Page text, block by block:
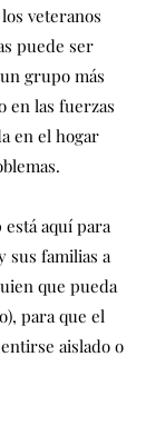
veteranos
puede ser
grupo más
en las fuerzas
en el hogar
aquí para
sus familias a
que pueda
para que el
aislado o